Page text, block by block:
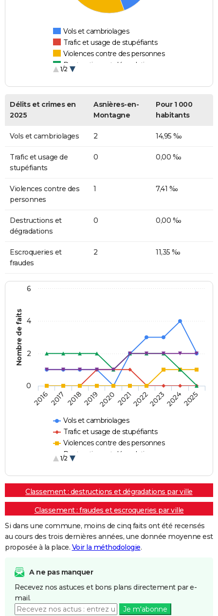
Vols et cambriolages
Trafic et usage de stupéfiants
Violences contre des personnes
Destructions et dégradations
1/2
Délits et crimes en
2025
Asnières-en-
Montagne
Pour 1 000
habitants
Vols et cambriolages 2 14,95 ‰
Trafic et usage de
stupéfiants
0 0,00 ‰
Violences contre des
personnes
1 7,41 ‰
Destructions et
dégradations
0 0,00 ‰
Escroqueries et
fraudes
2 11,35 ‰
Nombre de faits
Vols et cambriolages
Trafic et usage de stupéfiants
Violences contre des personnes
Destructions et dégradations
1/2
20162017 20182019202020212022202320242025
0
2
4
6
Classement : destructions et dégradations par ville
Classement : fraudes et escroqueries par ville
Si dans une commune, moins de cinq faits ont été recensés
au cours des trois dernières années, une donnée moyenne est
proposée à la place. Voir la méthodologie.
A ne pas manquer
Recevez nos astuces et bons plans directement par e-
mail.
Je m'abonne